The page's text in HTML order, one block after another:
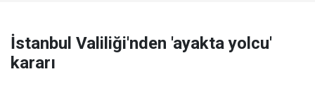
İstanbul Valiliği'nden 'ayakta yolcu'
kararı